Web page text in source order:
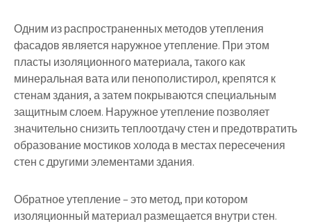
Одним из распространенных методов утепления
фасадов является наружное утепление. При этом
пласты изоляционного материала, такого как
минеральная вата или пенополистирол, крепятся к
стенам здания, а затем покрываются специальным
защитным слоем. Наружное утепление позволяет
значительно снизить теплоотдачу стен и предотвратить
образование мостиков холода в местах пересечения
стен с другими элементами здания.
Обратное утепление – это метод, при котором
изоляционный материал размещается внутри стен.